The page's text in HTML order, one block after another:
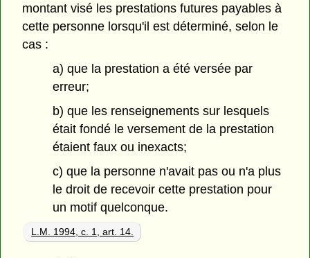
montant visé les prestations futures payables à
cette personne lorsqu'il est déterminé, selon le
cas :
a) que la prestation a été versée par
erreur;
b) que les renseignements sur lesquels
était fondé le versement de la prestation
étaient faux ou inexacts;
c) que la personne n'avait pas ou n'a plus
le droit de recevoir cette prestation pour
un motif quelconque.
L.M. 1994, c. 1, art. 14.